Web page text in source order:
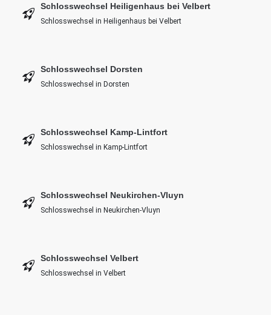
Schlosswechsel Heiligenhaus bei Velbert
Schlosswechsel in Heiligenhaus bei Velbert
Schlosswechsel Dorsten
Schlosswechsel in Dorsten
Schlosswechsel Kamp-Lintfort
Schlosswechsel in Kamp-Lintfort
Schlosswechsel Neukirchen-Vluyn
Schlosswechsel in Neukirchen-Vluyn
Schlosswechsel Velbert
Schlosswechsel in Velbert